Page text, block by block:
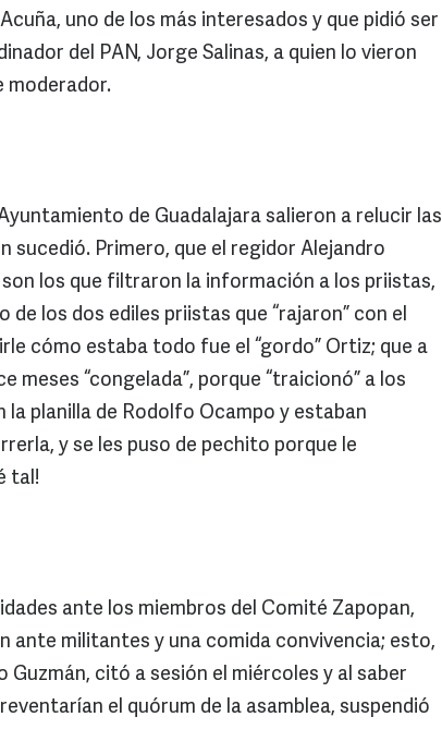
uno de los más interesados y que pidió ser
del PAN, Jorge Salinas, a quien lo vieron
moderador.
de Guadalajara salieron a relucir las
sucedió. Primero, que el regidor Alejandro
los que filtraron la información a los priistas,
de los dos ediles priistas que “rajaron” con el
cómo estaba todo fue el “gordo” Ortiz; que a
meses “congelada”, porque “traicionó” a los
la planilla de Rodolfo Ocampo y estaban
y se les puso de pechito porque le
tal!
ante los miembros del Comité Zapopan,
ante militantes y una comida convivencia; esto,
citó a sesión el miércoles y al saber
el quórum de la asamblea, suspendió